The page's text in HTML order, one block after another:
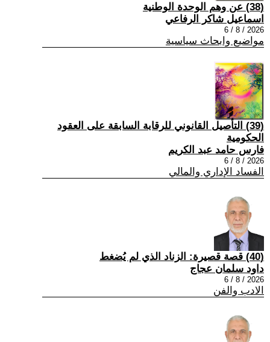
(38) عن وهم الوحدة الوطنية
اسماعيل شاكر الرفاعي
2026 / 8 / 6
مواضيع وابحاث سياسية
(39) التأصيل القانوني للرقابة السابقة على العقود
الحكومية
فارس حامد عبد الكريم
2026 / 8 / 6
الفساد الإداري والمالي
(40) قصة قصيرة: الزناد الذي لم يُضغط
داود سلمان عجاج
2026 / 8 / 6
الادب والفن